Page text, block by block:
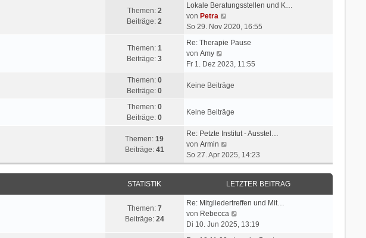
e
t
e
B
i
a
Themen: 2
Beiträge:2
Lokale Beratungsstellen und K…
von Petra
e
e
t
r
e
t
a
g
So 29. Nov 2020, 16:55
Themen: 1
Beiträge:3
Re: Therapie Pause
von Amy
e
e
e
B
e
i
g
Fr 1. Dez 2023, 11:55
Themen: 0
Beiträge:0
Keine Beiträge
Themen: 0
Beiträge:0
Keine Beiträge
Themen:19
Beiträge: 41
Re: Petzte Institut - Ausstel…
von Armin
e
u
e
s
t
e
r
B
So 27. Apr 2025, 14:23
STATISTIK LETZTER BEITRAG
Themen: 7
Beiträge: 24
Re: Mitgliedertreffen und Mit…
von Rebecca
e
Di 10. Jun 2025, 13:19